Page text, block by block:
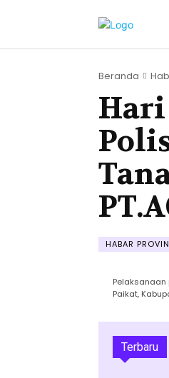
Beranda
HABAR
Pelaksanaan
Paikat,
Terbaru